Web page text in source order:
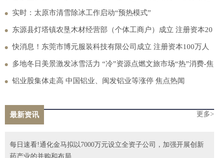
两个字
实时：太原市清雪除冰工作启动“预热模式”
东源县灯塔镇农垦木材经营部（个体工商户）成立 注册资本20
万人民币
快消息！东莞市博元服装科技有限公司成立 注册资本100万人
民币
多地冬日美景激发冰雪活力 “冷”资源点燃文旅市场“热”消费-焦
点速看
铝业股集体走高 中国铝业、闽发铝业等涨停 焦点热闻
最新资讯 更多>
每日速看!通化金马拟以7000万元设立全资子公司，加强开展创新
药产业的并购和布局